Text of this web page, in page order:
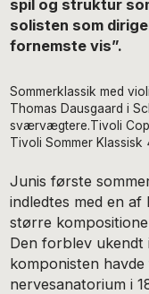
spil og struktur
solisten som
fornemste vis”.
Sommerklassik med
Thomas Dausgaard i
sværvægtere.Tivoli
Tivoli Sommer Klassisk
Junis første
indledtes med en
større
Den forblev ukendt
komponisten
nervesanatorium i